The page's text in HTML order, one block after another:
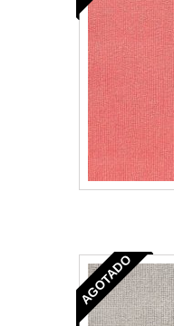
AGOTADO